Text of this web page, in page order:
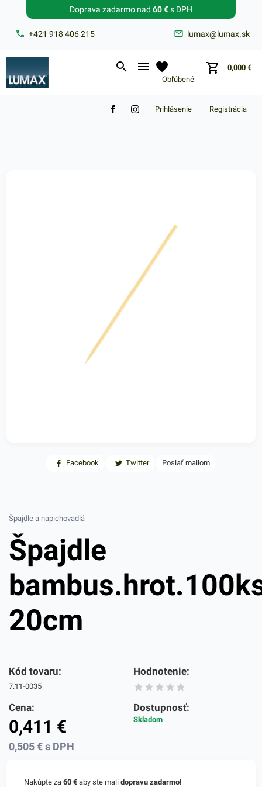
+421 918 406 215 lumax@lumax.sk
Doprava zadarmo nad 60 €s DPH
Obľúbené
0,000 €
Zabudnuté heslo?
Registrácia
Prihlásenie
Facebook Twitter Poslať mailom
Špajdle a napichovadlá
Špajdle
20cm
Kód tovaru:
7.11-0035
Hodnotenie:
Cena:
0,411 €
0,505€ s DPH
Dostupnosť:
Skladom
Nakúpte za60 € aby ste malidopravu zadarmo!